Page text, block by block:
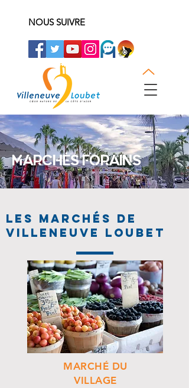
NOUS SUIVRE
MARCHÉS FORAINS
LES MARCHÉS DE
VILLENEUVE LOUBET
MARCHÉ DU
VILLAGE